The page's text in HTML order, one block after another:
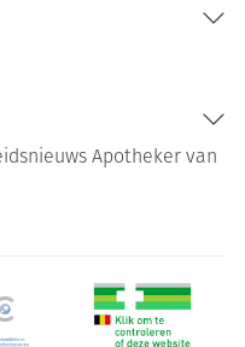
Apotheker van